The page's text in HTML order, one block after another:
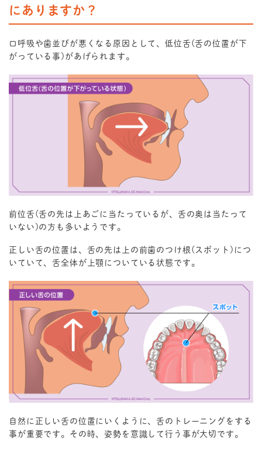
にありますか？
口呼吸や歯並びが悪くなる原因として、低位舌(舌の位置が下
がっている事)があげられます。
前位舌(舌の先は上あごに当たっているが、舌の奥は当たって
いない)の方も多いようです。
正しい舌の位置は、舌の先は上の前歯のつけ根(スポット)につ
いていて、舌全体が上顎についている状態です。
自然に正しい舌の位置にいくように、舌のトレーニングをする
事が重要です。その時、姿勢を意識して行う事が大切です。